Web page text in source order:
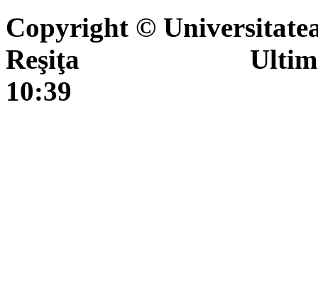
Copyright ©
Reşiţa Ultima
10:39